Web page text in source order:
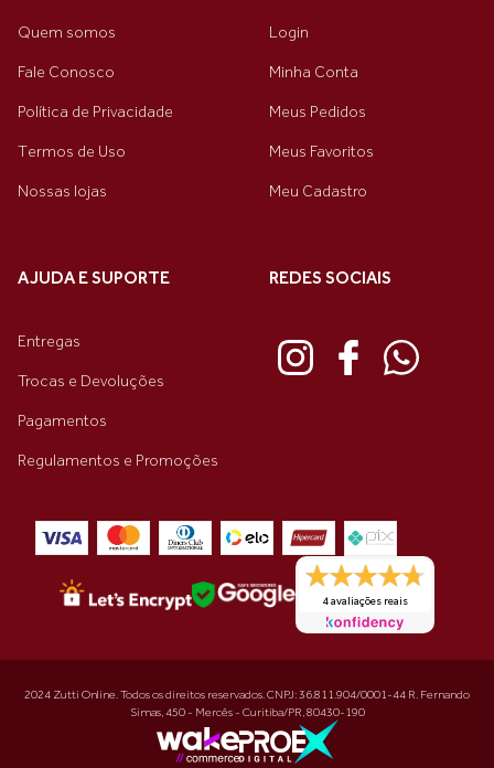
Quem somos
Fale Conosco
Política de Privacidade
Termos de Uso
Nossas lojas
Login
Minha Conta
Meus Pedidos
Meus Favoritos
Meu Cadastro
AJUDA E SUPORTE
Entregas
Trocas e Devoluções
Pagamentos
Regulamentos e Promoções
REDES SOCIAIS
4 avaliações reais
2024 Zutti Online. Todos os direitos reservados. CNPJ: 36.811.904/0001-44 R. Fernando
Simas, 450 - Mercês - Curitiba/PR, 80430-190